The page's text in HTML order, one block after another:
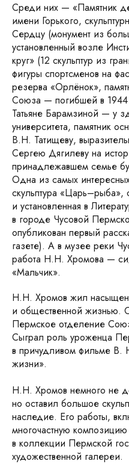
Среди них — «Памятник
имени Горького,
Сердцу (монумент из
установленный возле
круг» (12 скульптур из
фигуры спортсменов на
резерва «Орлёнок»,
Союза — погибшей в 1944
Татьяне Барамзиной — у
университета, памятник
В.Н. Татищеву,
Сергею Дягилеву на
принадлежавшем семье
Одна из самых
скульптура
и установленная в
в городе Чусовой
опубликован первый
газете). А в музее реки
работа Н.Н. Хромова —
«Мальчик».
Н.Н. Хромов жил
и общественной жизнью.
Пермское отделение
Сыграл роль уроженца
в причудливом фильме В.
жизни».
Н.Н. Хромов немного не
но оставил большое
наследие. Его работы,
многочастную композицию
в коллекции Пермской
художественной галереи.